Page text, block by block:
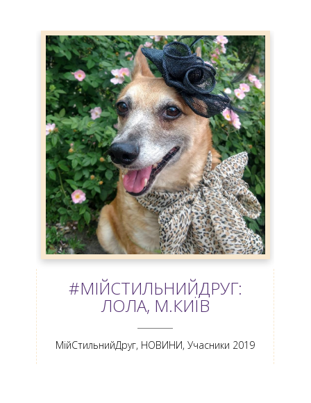
#МІЙСТИЛЬНИЙДРУГ:
ЛОЛА, М.КИЇВ
МійСтильнийДруг, НОВИНИ,Учасники 2019